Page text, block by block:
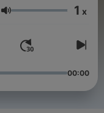
Volume 1 x
00:00